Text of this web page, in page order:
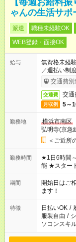
【毎週お給料
ゃんの生活サポ
派遣 職種未経験OK
WEB登録・面接OK
給与
無資格未経
／週払い制
了次第のお
交通費別
交通費 交
月収例 5～
勤務地
横浜市南区
弘明寺(京急
＜ご近所
勤務時間
★1日6時間～の時短シフ
能 ★スター
20:00 など 残業なし！ ※Wワーク
週40時間超
間以上勤務
（日雇い派
案内が難し
期間
開始日はご
ます！
特徴 日払いOK /
服装自由 /
ソコンスキ